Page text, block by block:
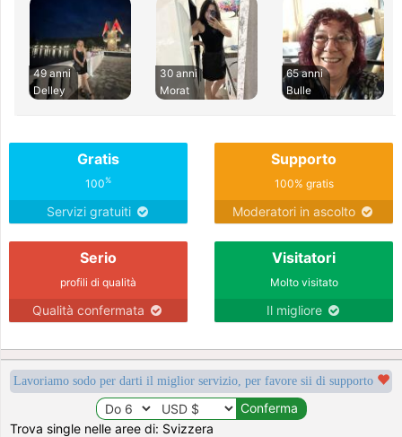
49 anni
Delley
30 anni
Morat
65 anni
Bulle
Gratis
100%
Servizi gratuiti
Supporto
100% gratis
Moderatori in ascolto
Serio
profili di qualità
Qualità confermata
Visitatori
Molto visitato
Il migliore
Lavoriamo sodo per darti il miglior servizio, per favore sii di supporto
Trova single nelle aree di: Svizzera